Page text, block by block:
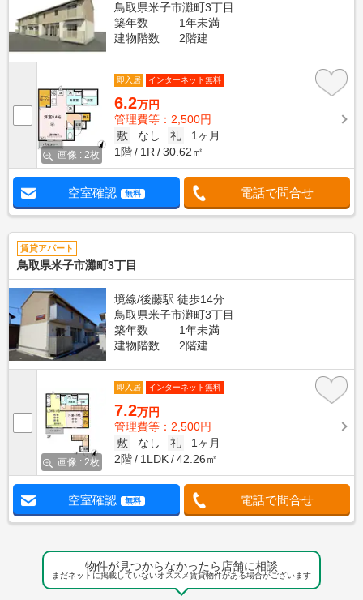
鳥取県米子市灘町3丁目
築年数
1年未満
建物階数
2階建
画像 : 2枚
即入居 インターネット無料
6.2万円
管理費等：2,500円
敷
なし 礼
1ヶ月
1階
1R 30.62㎡
空室確認 無料 電話で問合せ
賃貸アパート
鳥取県米子市灘町3丁目
境線/後藤駅 徒歩14分
鳥取県米子市灘町3丁目
築年数
1年未満
建物階数
2階建
画像 : 2枚
即入居 インターネット無料
7.2万円
管理費等：2,500円
敷
なし 礼
1ヶ月
2階
1LDK 42.26㎡
空室確認 無料 電話で問合せ
物件が見つからなかったら店舗に相談
まだネットに掲載していないオススメ賃貸物件がある場合がございます